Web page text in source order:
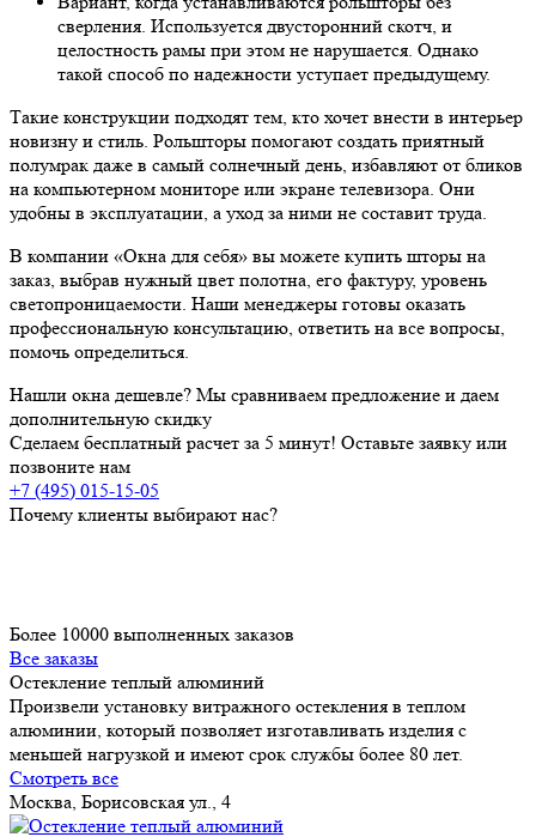
сверления. Используется двусторонний скотч, и
целостность рамы при этом не нарушается. Однако
такой способ по надежности уступает предыдущему.
Такие конструкции подходят тем, кто хочет внести в интерьер
новизну и стиль. Рольшторы помогают создать приятный
полумрак даже в самый солнечный день, избавляют от бликов
на компьютерном мониторе или экране телевизора. Они
удобны в эксплуатации, а уход за ними не составит труда.
В компании «Окна для себя» вы можете купить шторы на
заказ, выбрав нужный цвет полотна, его фактуру, уровень
светопроницаемости. Наши менеджеры готовы оказать
профессиональную консультацию, ответить на все вопросы,
помочь определиться.
Нашли окна дешевле? Мы сравниваем предложение и даем
дополнительную скидку
Сделаем бесплатный расчет за 5 минут! Оставьте заявку или
позвоните нам
+7 (495) 015-15-05
Почему клиенты выбирают нас?
Более 10000 выполненных заказов
Все заказы
Остекление теплый алюминий
Произвели установку витражного остекления в теплом
алюминии, который позволяет изготавливать изделия с
меньшей нагрузкой и имеют срок службы более 80 лет.
Смотреть все
Москва, Борисовская ул., 4